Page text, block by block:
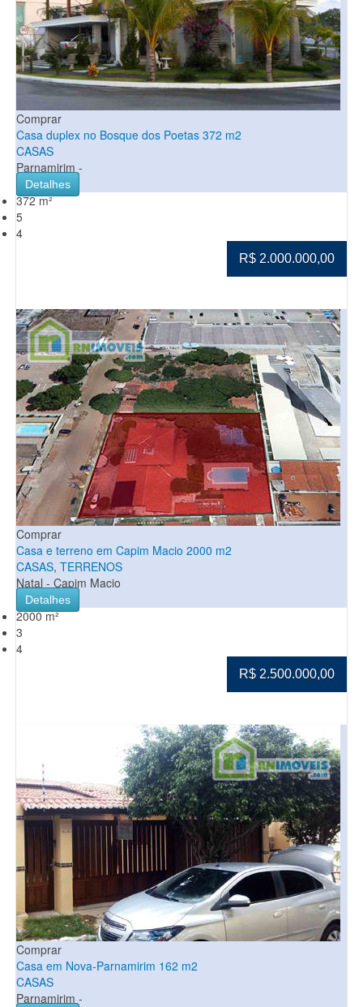
Comprar
Casa duplex no Bosque dos Poetas 372 m2
CASAS
Parnamirim -
Detalhes
372 m²
5
4
R$ 2.000.000,00
Comprar
Casa e terreno em Capim Macio 2000 m2
CASAS, TERRENOS
Natal - Capim Macio
Detalhes
2000 m²
3
4
R$ 2.500.000,00
Comprar
Casa em Nova-Parnamirim 162 m2
CASAS
Parnamirim -